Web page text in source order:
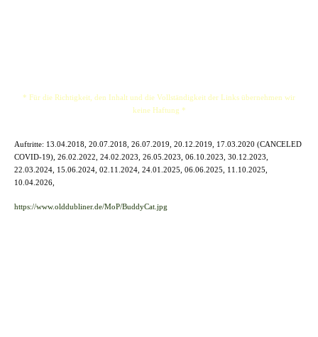
* Für die Richtigkeit, den Inhalt und die Vollständigkeit der Links übernehmen wir
keine Haftung *
Auftritte: 13.04.2018, 20.07.2018, 26.07.2019, 20.12.2019, 17.03.2020 (CANCELED
COVID-19), 26.02.2022, 24.02.2023, 26.05.2023, 06.10.2023, 30.12.2023,
22.03.2024, 15.06.2024, 02.11.2024, 24.01.2025, 06.06.2025, 11.10.2025,
10.04.2026,
https://www.olddubliner.de/MoP/BuddyCat.jpg